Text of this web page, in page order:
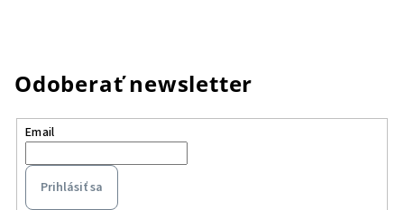
Odoberať newsletter
Email
Prihlásiť sa